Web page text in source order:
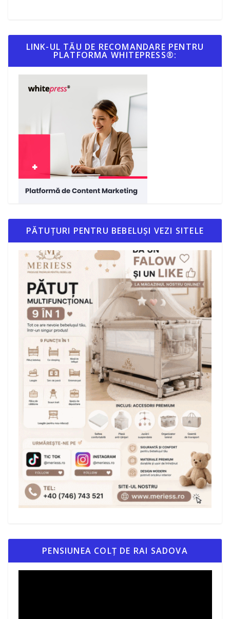
LINK-UL TĂU DE RECOMANDARE PENTRU
PLATFORMA WHITEPRESS®:
PĂTUȚURI PENTRU BEBELUȘI VEZI SITELE
PENSIUNEA COLȚ DE RAI SADOVA